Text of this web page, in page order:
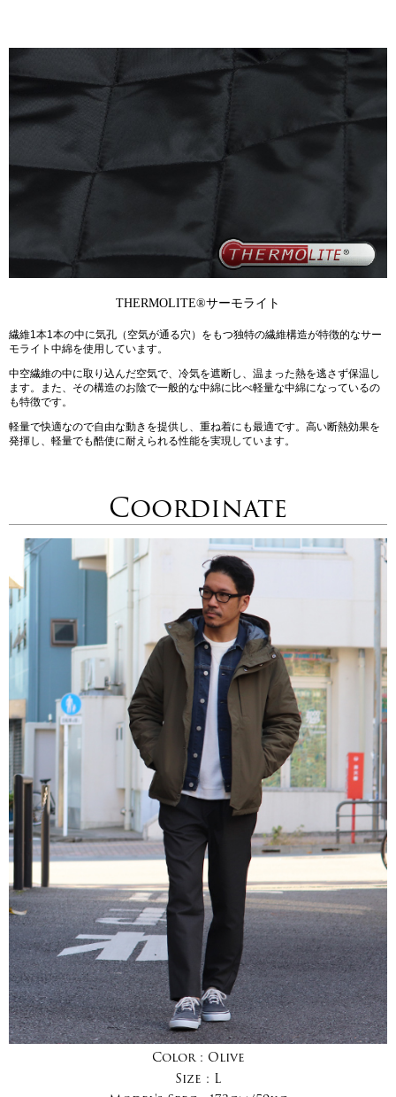
THERMOLITE®サーモライト
繊維1本1本の中に気孔（空気が通る穴）をもつ独特の繊維構造が特徴的なサー
モライト中綿を使用しています。
中空繊維の中に取り込んだ空気で、冷気を遮断し、温まった熱を逃さず保温し
ます。また、その構造のお陰で一般的な中綿に比べ軽量な中綿になっているの
も特徴です。
軽量で快適なので自由な動きを提供し、重ね着にも最適です。高い断熱効果を
発揮し、軽量でも酷使に耐えられる性能を実現しています。
Coordinate
Color : Olive
Size : L